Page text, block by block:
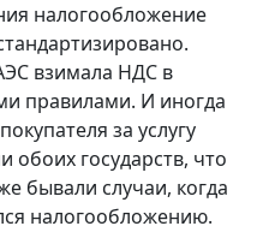
налогообложение
взимала НДС в
правилами. И иногда
за услугу
обоих государств, что
бывали случаи, когда
налогообложению.